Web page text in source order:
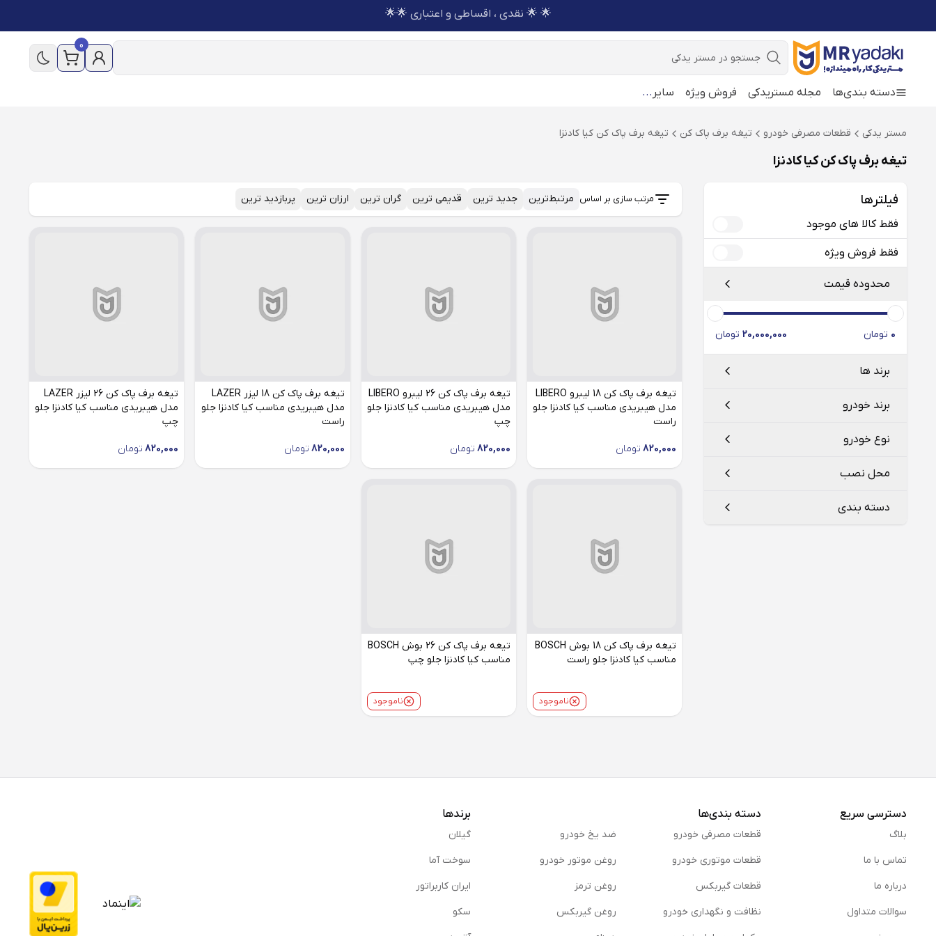
🌟 🌟 نقدی ، اقساطی و اعتباری 🌟🌟
جستجو
0
دسته بندی‌ها مجله مستریدکی فروش ویژه سایر ...
مستر یدکی قطعات مصرفی خودرو تیغه برف پاک کن تیغه برف پاک کن کیا کادنزا
تیغه برف پاک کن کیا کادنزا
فیلترها
فقط کالا های موجود
فقط فروش ویژه
محدوده قیمت
0 تومان 20,000,000 تومان
برند ها
بوش
BOSCH
لیبرو
LIBERO
برند خودرو
کیا موتورز
نوع خودرو
محل نصب
دسته بندی
مرتب سازی بر اساس مرتبط‌ترین جدید ترین قدیمی ترین گران ترین ارزان ترین پربازدید ترین
تیغه برف پاک کن 18 لیبرو LIBERO
مدل هیبریدی مناسب کیا کادنزا جلو
راست
820,000 تومان
تیغه برف پاک کن 26 لیبرو LIBERO
مدل هیبریدی مناسب کیا کادنزا جلو
چپ
820,000 تومان
تیغه برف پاک کن 18 لیزر LAZER
مدل هیبریدی مناسب کیا کادنزا جلو
راست
820,000 تومان
تیغه برف پاک کن 26 لیزر LAZER
مدل هیبریدی مناسب کیا کادنزا جلو
چپ
820,000 تومان
تیغه برف پاک کن 18 بوش BOSCH
مناسب کیا کادنزا جلو راست
ناموجود
تیغه برف پاک کن 26 بوش BOSCH
مناسب کیا کادنزا جلو چپ
ناموجود
دسترسی سریع
بلاگ
تماس با ما
درباره ما
سوالات متداول
دسته بندی‌ها
قطعات مصرفی خودرو
قطعات موتوری خودرو
قطعات گیربکس
نظافت و نگهداری خودرو
ضد یخ خودرو
روغن موتور خودرو
روغن ترمز
روغن گیربكس
برندها
گیلان
سوخت آما
ایران کاربراتور
سکو